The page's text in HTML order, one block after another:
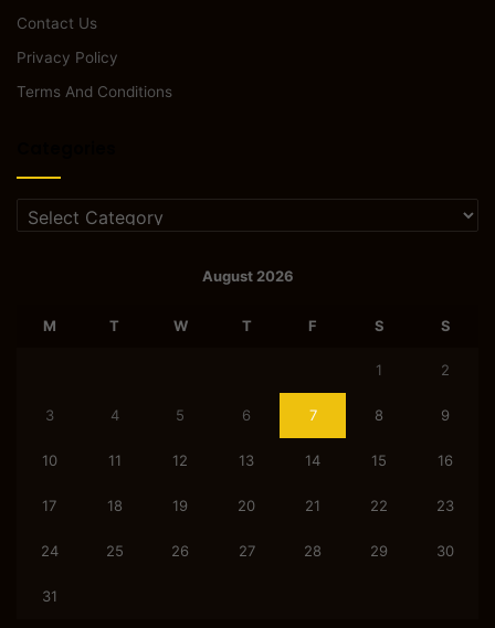
Contact Us
Privacy Policy
Terms And Conditions
Categories
August 2026
M T W T F S S
1 2
3 4 5 6 7 8 9
10 11 12 13 14 15 16
17 18 19 20 21 22 23
24 25 26 27 28 29 30
31